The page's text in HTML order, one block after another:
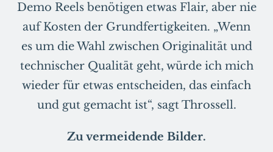
Demo Reels benötigen etwas Flair, aber nie
auf Kosten der Grundfertigkeiten. „Wenn
es um die Wahl zwischen Originalität und
technischer Qualität geht, würde ich mich
wieder für etwas entscheiden, das einfach
und gut gemacht ist“, sagt Throssell.
Zu vermeidende Bilder.